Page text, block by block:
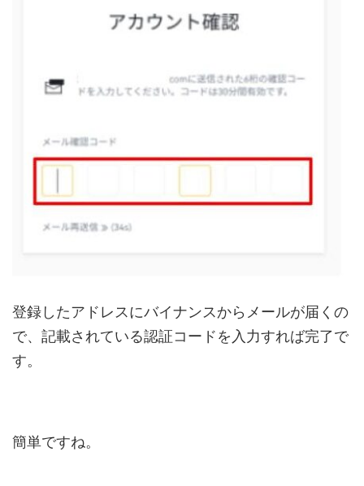
登録したアドレスにバイナンスからメールが届くの
で、記載されている認証コードを入力すれば完了で
す。
簡単ですね。